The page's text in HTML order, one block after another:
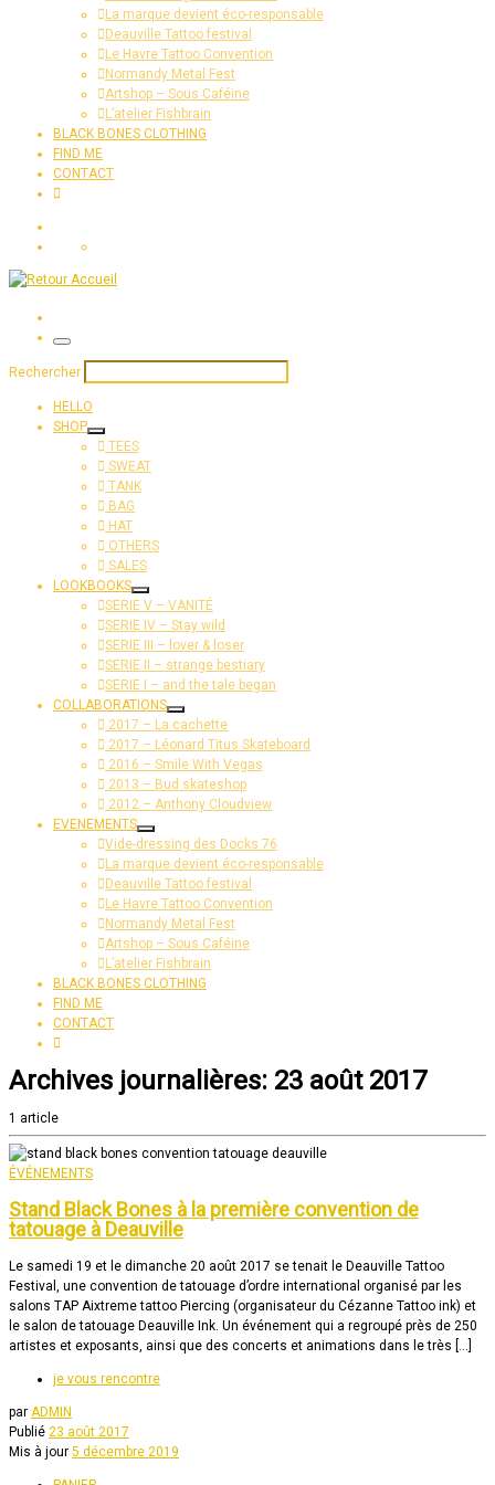
La marque devient éco-responsable
Deauville Tattoo festival
Le Havre Tattoo Convention
Normandy Metal Fest
Artshop – Sous Caféine
L’atelier Fishbrain
BLACK BONES CLOTHING
FIND ME
CONTACT
Menu
Rechercher
HELLO
SHOP
TEES
SWEAT
TANK
BAG
HAT
OTHERS
SALES
LOOKBOOKS
SERIE V – VANITÉ
SERIE IV – Stay wild
SERIE III – lover & loser
SERIE II – strange bestiary
SERIE I – and the tale began
COLLABORATIONS
2017 – La cachette
2017 – Léonard Titus Skateboard
2016 – Smile With Vegas
2013 – Bud skateshop
2012 – Anthony Cloudview
EVENEMENTS
Vide-dressing des Docks 76
La marque devient éco-responsable
Deauville Tattoo festival
Le Havre Tattoo Convention
Normandy Metal Fest
Artshop – Sous Caféine
L’atelier Fishbrain
BLACK BONES CLOTHING
FIND ME
CONTACT
Archives journalières: 23 août 2017
1 article
ÉVÉNEMENTS
Stand Black Bones à la première convention de
tatouage à Deauville
Le samedi 19 et le dimanche 20 août 2017 se tenait le Deauville Tattoo
Festival, une convention de tatouage d’ordre international organisé par les
salons TAP Aixtreme tattoo Piercing (organisateur du Cézanne Tattoo ink) et
le salon de tatouage Deauville Ink. Un événement qui a regroupé près de 250
artistes et exposants, ainsi que des concerts et animations dans le très […]
je vous rencontre
par ADMIN
Publié 23 août 2017
Mis à jour 5 décembre 2019